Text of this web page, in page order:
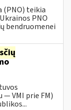
(PNO) teikia
PNO
bendruomenei
— VMI prie FM)